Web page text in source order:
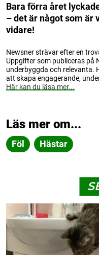
Bara förra året
– det är något som är
vidare!
Newsner strävar efter en
Uppgifter som publiceras på
underbyggda och relevanta.
att skapa engagerande,
Här kan du läsa mer...
Läs mer om...
Föl Hästar